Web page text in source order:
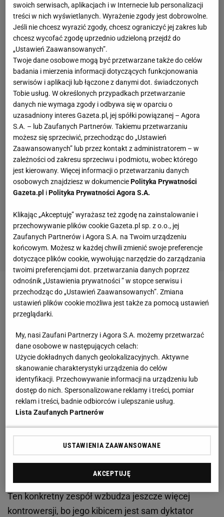
Zobacz wideoBorek ma pretensje po walce Adamek
vs Don Kasjo! "To trzeba respektować"
Polska jest pełna ludzi, którym z Białorusią nie po
drodze
Wszystko oczywiście z uwagi na białoruski rodowód
tego klubu. Ten kraj od początku wojny jawnie
współpracuje z Rosją Władimira Putina w krwawym
ataku na Ukrainę, a sportowcy stamtąd nierzadko
muszą występować bez flagi (jak wtenisie) lub nie
mogą w ogóle tego robić. W piłce nożnej akurat
kryzysie, Dynamo dostało się do Ligi Konferencji.
Ten konkretny zespół wzbudza jeszcze więcej
kontrowersji, bo jego kibicem jest sam dyktator
swoich serwisach, aplikacjach i w Internecie lub personalizacji
treści w nich wyświetlanych. Wyrażenie zgody jest dobrowolne.
Jeśli nie chcesz wyrazić zgody, chcesz ograniczyć jej zakres lub
chcesz wycofać zgodę uprzednio udzieloną przejdź do
„Ustawień Zaawansowanych”.
Twoje dane osobowe mogą być przetwarzane także do celów
badania i mierzenia informacji dotyczących funkcjonowania
serwisów i aplikacji lub łączone z danymi dot. świadczonych
Tobie usług. W określonych przypadkach przetwarzanie
danych nie wymaga zgody i odbywa się w oparciu o
uzasadniony interes Gazeta.pl, jej spółki powiązanej – Agora
S.A. – lub Zaufanych Partnerów. Takiemu przetwarzaniu
możesz się sprzeciwić, przechodząc do „Ustawień
Zaawansowanych” lub przez kontakt z administratorem – w
zależności od zakresu sprzeciwu i podmiotu, wobec którego
jest kierowany. Więcej informacji o przetwarzaniu danych
osobowych znajdziesz w dokumenciePolityka Prywatności
Gazeta.pl iPolityka Prywatności Agora S.A.
Klikając „Akceptuję” wyrażasz też zgodę na zainstalowanie i
przechowywanie plików cookie Gazeta.pl sp. z o.o., jej
Zaufanych Partnerów i Agora S.A. na Twoim urządzeniu
końcowym. Możesz w każdej chwili zmienić swoje preferencje
dotyczące plików cookie, wywołując narzędzie do zarządzania
twoimi preferencjami dot. przetwarzania danych poprzez
odnośnik „Ustawienia prywatności ” w stopce serwisu i
przechodząc do „Ustawień Zaawansowanych”. Zmiana
ustawień plików cookie możliwa jest także za pomocą ustawień
przeglądarki.
My, nasi Zaufani Partnerzy i Agora S.A. możemy przetwarzać
dane osobowe w następujących celach:
Użycie dokładnych danych geolokalizacyjnych. Aktywne
skanowanie charakterystyki urządzenia do celów
identyfikacji. Przechowywanie informacji na urządzeniu lub
dostęp do nich. Spersonalizowane reklamy i treści, pomiar
reklam i treści, badnie odbiorców i ulepszanie usług.
Lista Zaufanych Partnerów
USTAWIENIA ZAAWANSOWANE
AKCEPTUJĘ